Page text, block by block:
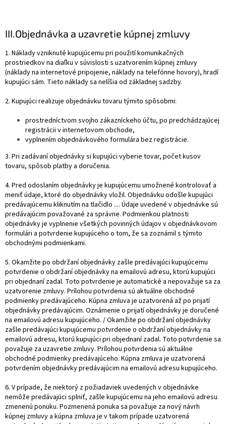
III.Objednávka a uzavretie kúpnej zmluvy
1. Náklady vzniknuté kupujúcemu pri použití komunikačných
prostriedkov na diaľku v súvislosti s uzatvorením kúpnej zmluvy
(náklady na internetové pripojenie, náklady na telefónne hovory), hradí
kupujúci sám. Tieto náklady sa nelíšia od základnej sadzby.
2. Kupujúci realizuje objednávku tovaru týmito spôsobmi:
prostredníctvom svojho zákazníckeho účtu, po predchádzajúcej
registrácii v internetovom obchode,
vyplnením objednávkového formulára bez registrácie.
3. Pri zadávaní objednávky si kupujúci vyberie tovar, počet kusov
tovaru, spôsob platby a doručenia.
4. Pred odoslaním objednávky je kupujúcemu umožnené kontrolovať a
meniť údaje, ktoré do objednávky vložil. Objednávku odošle kupujúci
predávajúcemu kliknutím na tlačidlo .... Údaje uvedené v objednávke sú
predávajúcim považované za správne. Podmienkou platnosti
objednávky je vyplnenie všetkých povinných údajov v objednávkovom
formulári a potvrdenie kupujúceho o tom, že sa zoznámil s týmito
obchodnými podmienkami.
5. Okamžite po obdržaní objednávky zašle predávajúci kupujúcemu
potvrdenie o obdržaní objednávky na emailovú adresu, ktorú kupujúci
pri objednaní zadal. Toto potvrdenie je automatické a nepovažuje sa za
uzatvorenie zmluvy. Prílohou potvrdenia sú aktuálne obchodné
podmienky predávajúceho. Kúpna zmluva je uzatvorená až po prijatí
objednávky predávajúcim. Oznámenie o prijatí objednávky je doručené
na emailovú adresu kupujúceho. / Okamžite po obdržaní objednávky
zašle predávajúci kupujúcemu potvrdenie o obdržaní objednávky na
emailovú adresu, ktorú kupujúci pri objednaní zadal. Toto potvrdenie sa
považuje za uzavretie zmluvy. Prílohou potvrdenia sú aktuálne
obchodné podmienky predávajúceho. Kúpna zmluva je uzatvorená
potvrdením objednávky predávajúcim na emailovú adresu kupujúceho.
6. V prípade, že niektorý z požiadaviek uvedených v objednávke
nemôže predávajúci splniť, zašle kupujúcemu na jeho emailovú adresu
zmenenú ponuku. Pozmenená ponuka sa považuje za nový návrh
kúpnej zmluvy a kúpna zmluva je v takom prípade uzatvorená